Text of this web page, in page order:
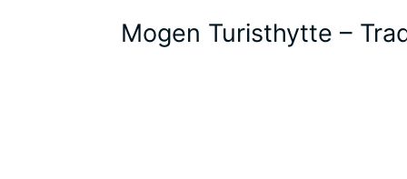
Mogen Turisthytte –